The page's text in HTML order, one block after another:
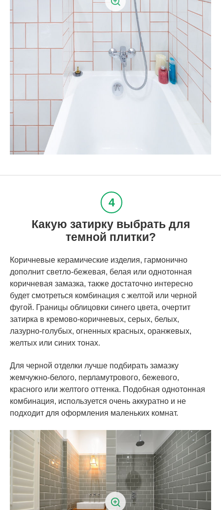
Какую затирку выбрать для
темной плитки?
Коричневые керамические изделия, гармонично
дополнит светло-бежевая, белая или однотонная
коричневая замазка, также достаточно интересно
будет смотреться комбинация с желтой или черной
фугой. Границы облицовки синего цвета, очертит
затирка в кремово-коричневых, серых, белых,
лазурно-голубых, огненных красных, оранжевых,
желтых или синих тонах.
Для черной отделки лучше подбирать замазку
жемчужно-белого, перламутрового, бежевого,
красного или желтого оттенка. Подобная однотонная
комбинация, используется очень аккуратно и не
подходит для оформления маленьких комнат.